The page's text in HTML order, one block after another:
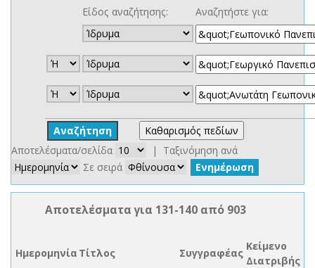
Είδος αναζήτησης: Αναζητήστε για:
Αποτελέσματα/σελίδα
| Ταξινόμηση ανά
Σε σειρά
Αποτελέσματα για 131-140 από 903
Ημερομηνία Τίτλος Συγγραφέας
Κείμενο
Διατριβής